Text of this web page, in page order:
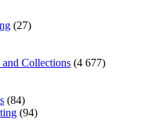
(27)
Collections (4 677)
(84)
(94)